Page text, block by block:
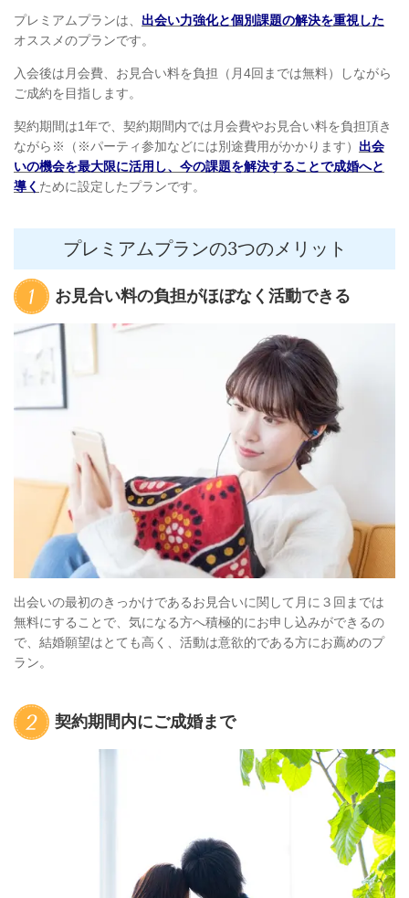
プレミアムプランは、 出会い力強化と個別課題の解決を重視した
オススメのプランです。
入会後は月会費、お見合い料を負担（月4回までは無料）しながら
ご成約を目指します。
契約期間は1年で、契約期間内では月会費やお見合い料を負担頂き
ながら※（※パーティ参加などには別途費用がかかります） 出会
いの機会を最大限に活用し、今の課題を解決することで成婚へと
導く ために設定したプランです。
プレミアムプランの3つのメリット
お見合い料の負担がほぼなく活動できる
出会いの最初のきっかけであるお見合いに関して月に３回までは
無料にすることで、気になる方へ積極的にお申し込みができるの
で、結婚願望はとても高く、活動は意欲的である方にお薦めのプ
ラン。
契約期間内にご成婚まで